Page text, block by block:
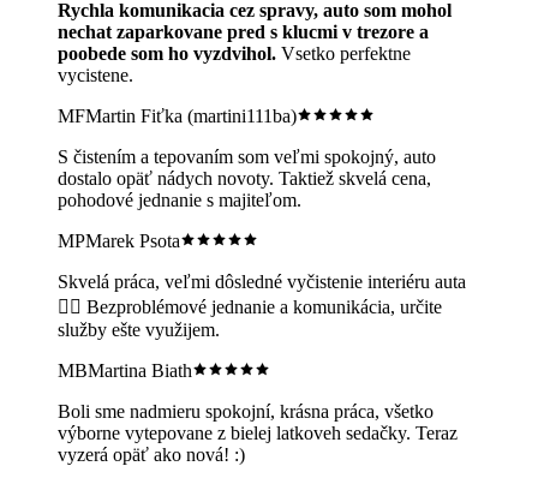
Rychla komunikacia cez spravy, auto som mohol
nechat zaparkovane pred s klucmi v trezore a
poobede som ho vyzdvihol. Vsetko perfektne
vycistene.
MFMartin Fiťka (martini111ba)
S čistením a tepovaním som veľmi spokojný, auto
dostalo opäť nádych novoty. Taktiež skvelá cena,
pohodové jednanie s majiteľom.
MPMarek Psota
Skvelá práca, veľmi dôsledné vyčistenie interiéru auta
👍🏻 Bezproblémové jednanie a komunikácia, určite
služby ešte využijem.
MBMartina Biath
Boli sme nadmieru spokojní, krásna práca, všetko
výborne vytepovane z bielej latkoveh sedačky. Teraz
vyzerá opäť ako nová! :)